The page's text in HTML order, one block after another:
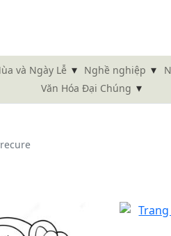
và Ngày Lễ ▾ Nghề nghiệp ▾
Văn Hóa Đại Chúng ▾